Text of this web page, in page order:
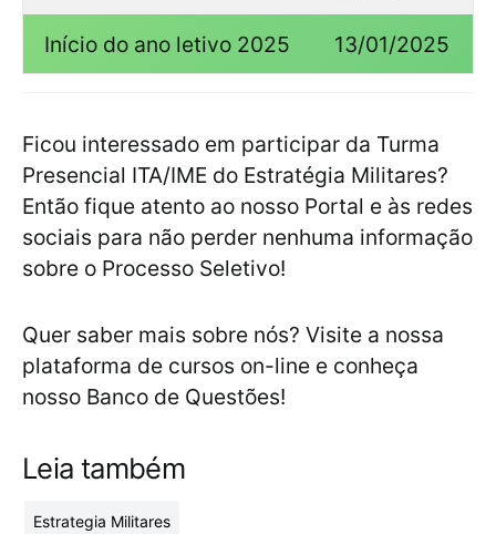
Início do ano letivo 2025 13/01/2025
Ficou interessado em participar da Turma
Presencial ITA/IME do Estratégia Militares?
Então fique atento ao nosso Portal e às redes
sociais para não perder nenhuma informação
sobre o Processo Seletivo!
Quer saber mais sobre nós? Visite a nossa
plataforma de cursos on-line e conheça
nosso Banco de Questões!
Leia também
Estrategia Militares